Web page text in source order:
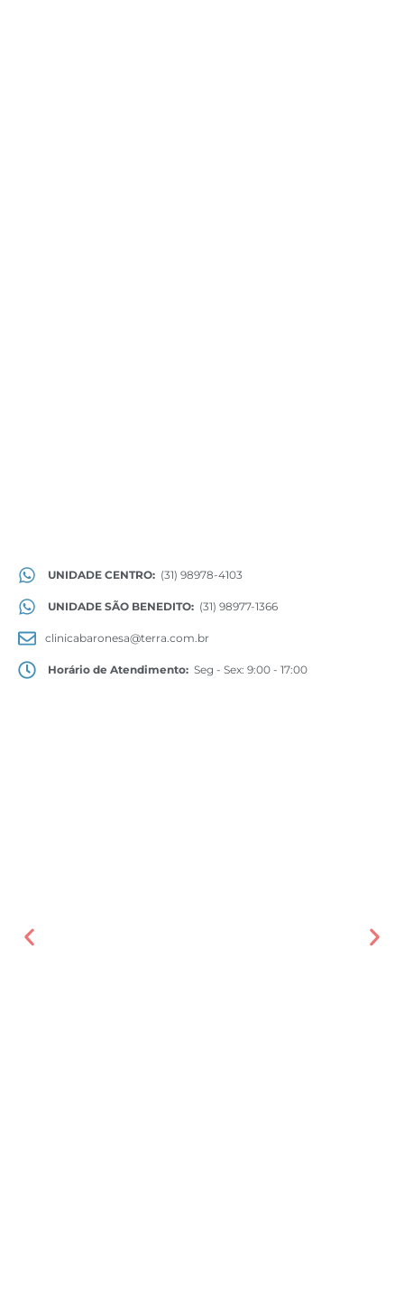
UNIDADE CENTRO: (31) 98978-4103
UNIDADE SÃO BENEDITO: (31) 98977-1366
clinicabaronesa@terra.com.br
Horário de Atendimento: Seg - Sex: 9:00 - 17:00